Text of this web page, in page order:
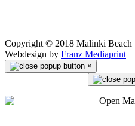
Copyright © 2018 Malinki Beach
Webdesign by Franz Mediaprint
×